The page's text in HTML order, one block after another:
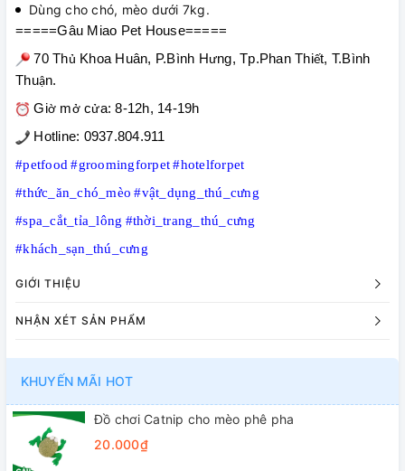
Dùng cho chó, mèo dưới 7kg.
=====Gâu Miao Pet House=====
70 Thủ Khoa Huân, P.Bình Hưng, Tp.Phan Thiết, T.Bình
Thuận.
Giờ mởcửa: 8-12h, 14-19h
Hotline: 0937.804.911
#petfood #groomingforpet#hotelforpet
#thức_ăn_chó_mèo #vật_dụng_thú_cưng
#spa_cắt_tỉa_lông #thời_trang_thú_cưng
#khách_sạn_thú_cưng
GIỚI THIỆU
NHẬN XÉT SẢN PHẨM
KHUYẾN MÃI HOT
Đồ chơi Catnip cho mèo phê pha
20.000₫